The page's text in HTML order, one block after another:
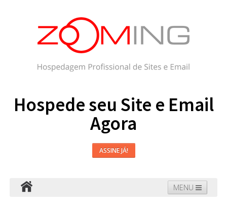
Hospede seu Site e Email
Agora
ASSINE JÁ!
MENU